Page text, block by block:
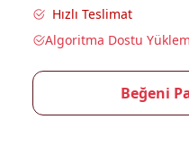
Hızlı Teslimat
Algoritma Dostu
Beğeni